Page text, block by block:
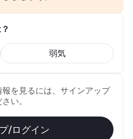
弱気
を見るには、サインアップ
い。
/ログイン